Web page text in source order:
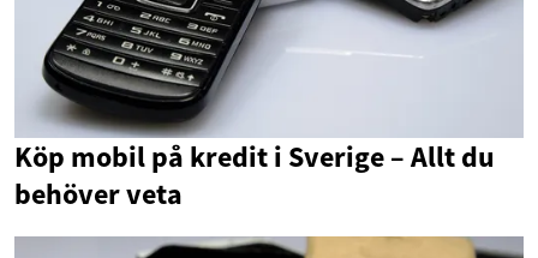
Köp mobil på kredit i Sverige – Allt du
behöver veta